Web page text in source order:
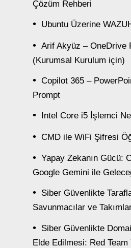
Çözüm Rehberi
Ubuntu Üzerine
Arif Akyüz – OneDrive
(Kurumsal Kurulum için)
Copilot 365 –
Prompt
Intel Core i5 İşlemci
CMD ile WiFi Şifresi
Yapay Zekanın Gücü:
Google Gemini ile
Siber Güvenlikte
Savunmacılar ve
Siber Güvenlikte
Elde Edilmesi: Red